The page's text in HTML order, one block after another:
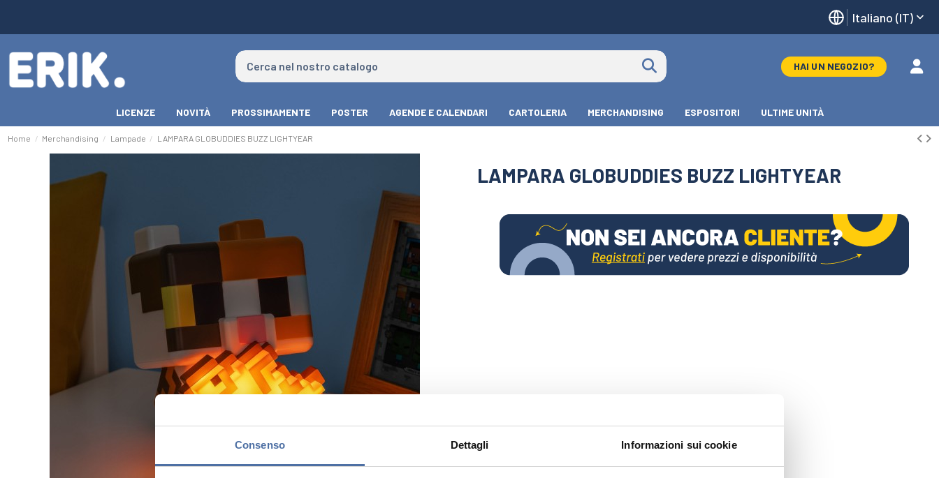
Consenso Dettagli Informazioni sui cookie
Italiano (IT)
HAI UN NEGOZIO?
LICENZE NOVITÀ PROSSIMAMENTE POSTER AGENDE E CALENDARI CARTOLERIA MERCHANDISING ESPOSITORI ULTIME UNITÀ
Home Merchandising Lampade LAMPARA GLOBUDDIES BUZZ LIGHTYEAR
LAMPARA GLOBUDDIES BUZZ LIGHTYEAR